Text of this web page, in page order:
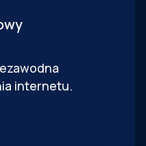
internetu.